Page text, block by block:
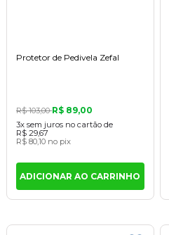
Protetor de Pedivela Zefal
R$ 103,00R$ 89,00
3x sem juros no cartãode
R$ 29,67
R$ 80,10 no pix
ADICIONAR AO CARRINHO